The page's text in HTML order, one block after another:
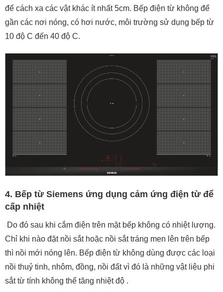
để cách xa các vật khác ít nhất 5cm. Bếp điện từ không để
gần các nơi nóng, có hơi nước, môi trường sử dụng bếp từ
10 độ C đến 40 độ C.
4. Bếp từ Siemens ứng dụng cảm ứng điện từ để
cấp nhiệt
Do đó sau khi cắm điện trên mặt bếp không có nhiệt lượng.
Chỉ khi nào đặt nồi sắt hoặc nồi sắt tráng men lên trên bếp
thì nồi mới nóng lên. Bếp điện từ không dùng được các loại
nồi thuỷ tinh, nhôm, đồng, nồi đất vì đó là những vật liệu phi
sắt từ tính không thể tăng nhiệt độ .